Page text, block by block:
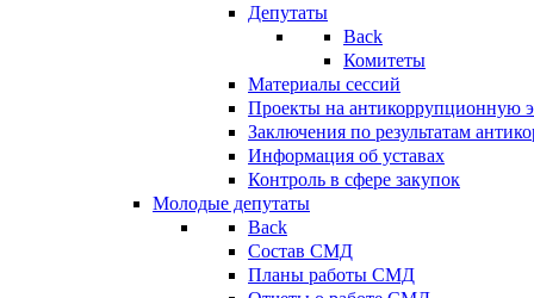
Депутаты
Back
Комитеты
Материалы сессий
Проекты на антикоррупционную
Заключения по результатам
Информация об уставах
Контроль в сфере закупок
Молодые депутаты
Back
Состав СМД
Планы работы СМД